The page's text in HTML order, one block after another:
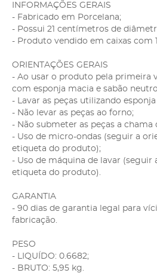
INFORMAÇÕES GERAIS
- Fabricado em Porcelana;
- Possui 21 centímetros de
- Produto vendido em caixas com
ORIENTAÇÕES GERAIS
- Ao usar o produto pela primeira
com esponja macia e sabão
- Lavar as peças utilizando
- Não levar as peças ao forno;
- Não submeter as peças a chama
- Uso de micro-ondas (seguir a
etiqueta do produto);
- Uso de máquina de lavar
etiqueta do produto).
GARANTIA
- 90 dias de garantia legal para
fabricação.
PESO
- LIQUÍDO: 0.6682;
- BRUTO: 5,95 kg.